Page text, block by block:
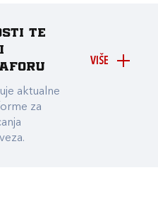
VIŠE
te
aktualne
za